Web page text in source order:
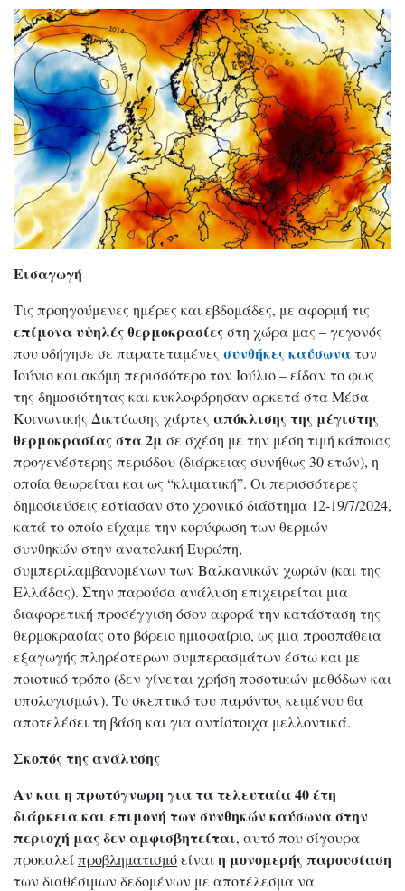
Εισαγωγή
Τις προηγούμενες ημέρες και εβδομάδες, με αφορμή τις
επίμονα υψηλές θερμοκρασίεςστη χώρα μας – γεγονός
που οδήγησε σε παρατεταμένες συνθήκες καύσωνατον
Ιούνιο και ακόμη περισσότερο τον Ιούλιο – είδαν το φως
της δημοσιότητας και κυκλοφόρησαν αρκετά στα Μέσα
Κοινωνικής Δικτύωσης χάρτες απόκλισης της μέγιστης
θερμοκρασίας στα 2μ σε σχέση με την μέση τιμή κάποιας
προγενέστερης περιόδου (διάρκειας συνήθως 30 ετών), η
οποία θεωρείται και ως “κλιματική”. Οι περισσότερες
δημοσιεύσεις εστίασαν στο χρονικό διάστημα 12-19/7/2024,
κατά το οποίο είχαμε την κορύφωση των θερμών
συνθηκών στην ανατολική Ευρώπη,
συμπεριλαμβανομένων των Βαλκανικών χωρών (και της
Ελλάδας). Στην παρούσα ανάλυση επιχειρείται μια
διαφορετική προσέγγιση όσον αφορά την κατάσταση της
θερμοκρασίας στο βόρειο ημισφαίριο, ως μια προσπάθεια
εξαγωγής πληρέστερων συμπερασμάτων έστω και με
ποιοτικό τρόπο (δεν γίνεται χρήση ποσοτικών μεθόδων και
υπολογισμών). Το σκεπτικό του παρόντος κειμένου θα
αποτελέσει τη βάση και για αντίστοιχα μελλοντικά.
Σκοπός της ανάλυσης
Αν και η πρωτόγνωρη για τα τελευταία 40 έτη
διάρκεια και επιμονή των συνθηκών καύσωνα στην
περιοχή μας δεν αμφισβητείται, αυτό που σίγουρα
προκαλείπροβληματισμόείναιη μονομερής παρουσίαση
των διαθέσιμων δεδομένων με αποτέλεσμα να